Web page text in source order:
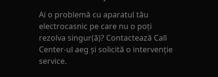
Ai o problemă cu aparatul tău
electrocasnic pe care nu o poţi
rezolva singur(ă)? Contactează Call
Center-ul aeg și solicită o intervenţie
service.